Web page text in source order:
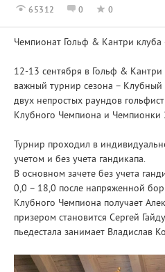
65312 0 0
Чемпионат Гольф & Кантри
12-13 сентября в Гольф &
важный турнир сезона –
двух непростых раундов
Клубного Чемпиона и Чемпионки
Турнир проходил в
учетом и без учета гандикапа.
В основном зачете без учета
0,0 – 18,0 после напряженной
Клубного Чемпиона получает
призером становится Сергей
пьедестала занимает Владислав